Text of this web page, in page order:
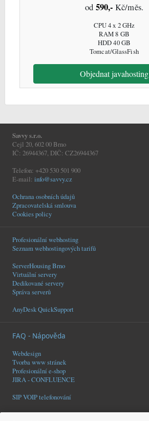
od 590,- Kč/měs.
CPU 4 x 2 GHz
RAM 8 GB
HDD 40 GB
Tomcat/GlassFish
Objednat javahosting
Savvy s.r.o.
Cejl 20, 602 00 Brno
IČ: 26944367, DIČ: CZ26944367
Telefon: +420 530 501 900
E-mail: info@savvy.cz
Ochrana osobních údajů
Zpracovatelská smlouva
Cookies policy
Profesionální webhosting
Seznam webhostingových tarifů
ServerHousing Brno
Virtuální servery
Dedikované servery
Správa serverů
AnyDesk QuickSupport
FAQ - Nápověda
Webdesign
Tvorba www stránek
Profesionální e-shop
JIRA - CONFLUENCE
SIP VOIP telefonování